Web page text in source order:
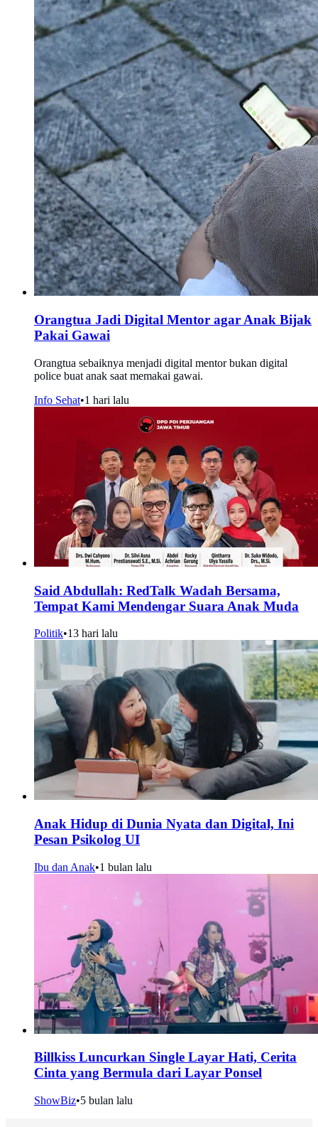
Orangtua Jadi Digital Mentor agar Anak Bijak
Pakai Gawai
Orangtua sebaiknya menjadi digital mentor bukan digital
police buat anak saat memakai gawai.
Info Sehat•1 hari lalu
Said Abdullah: RedTalk Wadah Bersama,
Tempat Kami Mendengar Suara Anak Muda
Politik•13 hari lalu
Anak Hidup di Dunia Nyata dan Digital, Ini
Pesan Psikolog UI
Ibu dan Anak•1 bulan lalu
Billkiss Luncurkan Single Layar Hati, Cerita
Cinta yang Bermula dari Layar Ponsel
ShowBiz•5 bulan lalu